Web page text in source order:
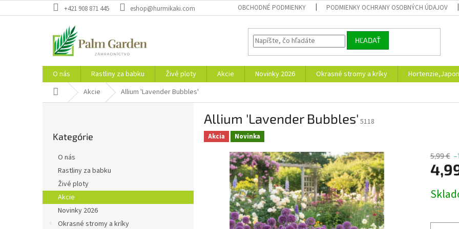
na
+421 908 871 445 eshop@hurmikaki.com OBCHODNÉ PODMIENKY PODMIENKY OCHRANY OSOBNÝCH ÚDAJOV
HĽADAŤ
O nás Rastliny za babku Živé ploty Akcie Novinky 2026 Okrasné stromy a kríky
DomovAkcie Allium 'Lavender Bubbles'
kategórie
Kategórie
O nás
Rastliny za babku
Živé ploty
Akcie
Novinky 2026
Okrasné stromy a kríky
Allium 'Lavender Bubbles' 5118
Akcia Novinka
5,99 €
cena: